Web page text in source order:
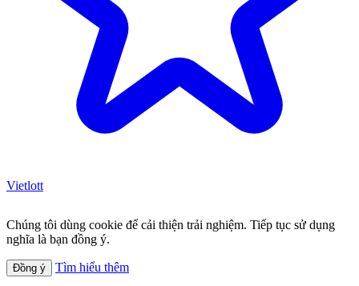
Vietlott
Chúng tôi dùng cookie để cải thiện trải nghiệm. Tiếp tục sử dụng
nghĩa là bạn đồng ý.
Đồng ý Tìm hiểu thêm